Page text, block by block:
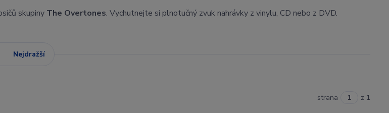
skupiny The Overtones. Vychutnejte si plnotučný zvuk nahrávky z vinylu, CD nebo z DVD.
Nejdražší
strana z 1